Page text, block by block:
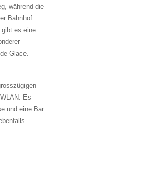
während die
Bahnhof
es eine
Glace.
Es
und eine Bar